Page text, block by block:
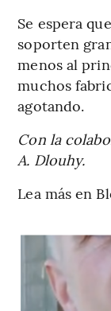
Se espera
soporten
menos al
muchos
agotando.
Con la
A. Dlouhy.
Lea más en